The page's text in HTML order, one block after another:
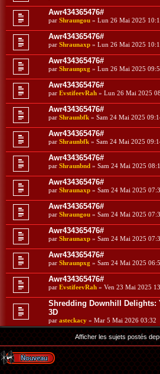
Awr434365476#
par Shraungou » Lun 26 Mai 2025
Awr434365476#
par Shraunaxp » Lun 26 Mai 2025
Awr434365476#
par Shraunpxg » Lun 26 Mai 2025
Awr434365476#
par EvstifeevRah » Lun 26 Mai 2025
Awr434365476#
par Shraunbfk » Sam 24 Mai 2025
Awr434365476#
par Shraunbfk » Sam 24 Mai 2025
Awr434365476#
par Shraunbnd » Sam 24 Mai 2025
Awr434365476#
par Shraunaxp » Sam 24 Mai 2025
Awr434365476#
par Shraungou » Sam 24 Mai 2025
Awr434365476#
par Shraunaxp » Sam 24 Mai 2025
Awr434365476#
par Shraunpxg » Sam 24 Mai 2025
Awr434365476#
par EvstifeevRah » Ven 23 Mai 2025
Shredding Downhill Delights:
3D
par asteckacy » Mar 5 Mai 2026 03:32
Afficher les sujets postés
Écrire un nouveau
sujet